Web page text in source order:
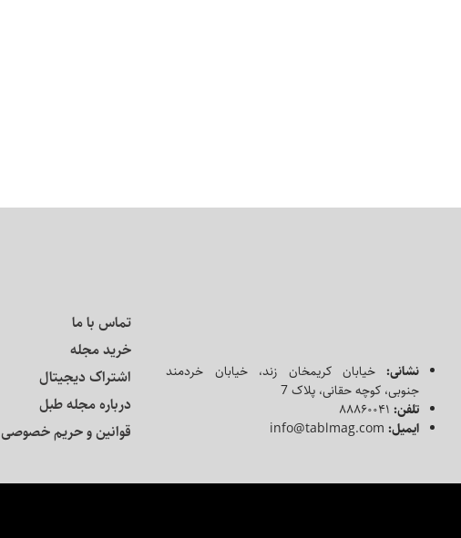
نشانی:خیابان کریمخان زند، خیابان خردمند
جنوبی، کوچه حقانی، پلاک 7
تلفن: ۸۸۸۶۰۰۴۱
ایمیل: info@tablmag.com
تماس با ما
خرید مجله
اشتراک دیجیتال
درباره مجله طبل
قوانین و حریم خصوصی